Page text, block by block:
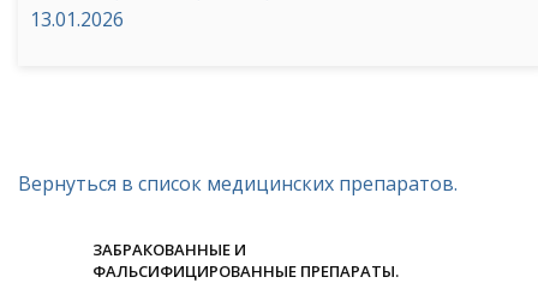
13.01.2026
Вернуться в список медицинских препаратов.
ЗАБРАКОВАННЫЕ И
ФАЛЬСИФИЦИРОВАННЫЕ ПРЕПАРАТЫ.